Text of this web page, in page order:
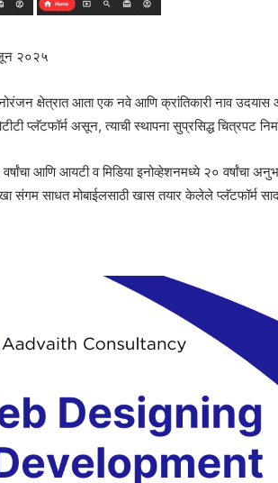
२०२५
क्षेत्रात आता एक नवे आणि क्रांतिकारी नाव
प्लॅटफॉर्म असून, त्याची स्थापना सुप्रसिद्ध चित्रपट
आणि आयटी व मिडिया इनोव्हेशनमध्ये २० वर्षांचा
संगम साधत मोबाईलसाठी खास तयार केलेले प्लॅटफॉर्म